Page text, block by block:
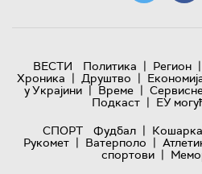
ВЕСТИ Политика | Регион |
Хроника | Друштво |
у Украјини | Време |
Подкаст | ЕУ
СПОРТ
Фудбал | Кошарка
Рукомет | Ватерполо |
спортови |